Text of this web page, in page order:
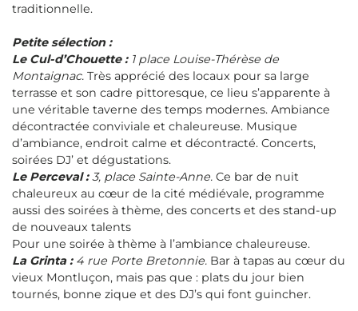
traditionnelle.
Petite sélection :
Le Cul-d’Chouette : 1 place Louise-Thérèse de
Montaignac. Très apprécié des locaux pour sa large
terrasse et son cadre pittoresque, ce lieu s’apparente à
une véritable taverne des temps modernes. Ambiance
décontractée conviviale et chaleureuse. Musique
d’ambiance, endroit calme et décontracté. Concerts,
soirées DJ’ et dégustations.
Le Perceval : 3, place Sainte-Anne. Ce bar de nuit
chaleureux au cœur de la cité médiévale, programme
aussi des soirées à thème, des concerts et des stand-up
de nouveaux talents
Pour une soirée à thème à l’ambiance chaleureuse.
La Grinta : 4 rue Porte Bretonnie. Bar à tapas au cœur du
vieux Montluçon, mais pas que : plats du jour bien
tournés, bonne zique et des DJ’s qui font guincher.